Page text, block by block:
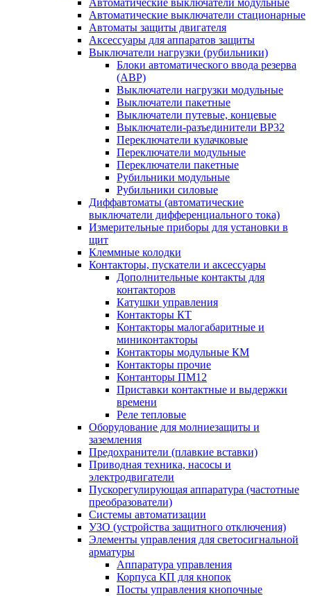
Автоматические выключатели модульные
Автоматические выключатели стационарные
Автоматы защиты двигателя
Аксессуары для аппаратов защиты
Выключатели нагрузки (рубильники)
Блоки автоматического ввода резерва
(АВР)
Выключатели нагрузки модульные
Выключатели пакетные
Выключатели путевые, концевые
Выключатели-разъединители ВР32
Переключатели кулачковые
Переключатели модульные
Переключатели пакетные
Рубильники модульные
Рубильники силовые
Диффавтоматы (автоматические
выключатели дифференциального тока)
Измерительные приборы для установки в
щит
Клеммные колодки
Контакторы, пускатели и аксессуары
Дополнительные контакты для
контакторов
Катушки управления
Контакторы КТ
Контакторы малогабаритные и
миниконтакторы
Контакторы модульные КМ
Контакторы прочие
Контанторы ПМ12
Приставки контактные и выдержки
времени
Реле тепловые
Оборудование для молниезащиты и
заземления
Предохранители (плавкие вставки)
Приводная техника, насосы и
электродвигатели
Пускорегулирующая аппаратура (частотные
преобразователи)
Системы автоматизации
УЗО (устройства защитного отключения)
Элементы управления для светосигнальной
арматуры
Аппаратура управления
Корпуса КП для кнопок
Посты управления кнопочные